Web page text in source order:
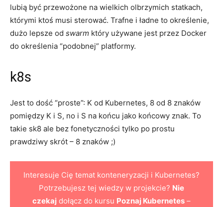
lubią być przewożone na wielkich olbrzymich statkach,
którymi ktoś musi sterować. Trafne i ładne to określenie,
dużo lepsze od swarm który używane jest przez Docker
do określenia “podobnej” platformy.
k8s
Jest to dość “proste”: K od Kubernetes, 8 od 8 znaków
pomiędzy K i S, no i S na końcu jako końcowy znak. To
takie sk8 ale bez fonetyczności tylko po prostu
prawdziwy skrót – 8 znaków ;)
Interesuje Cię temat konteneryzacji i Kubernetes?
Potrzebujesz tej wiedzy w projekcie? Nie
czekaj dołącz do kursu Poznaj Kubernetes –